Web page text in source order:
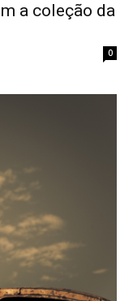
a coleção da
0